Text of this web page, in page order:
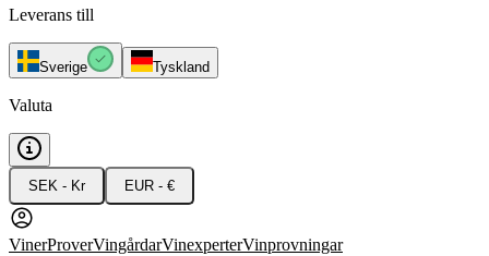
Leverans till
Sverige Tyskland
Valuta
SEK - Kr EUR - €
VinerProverVingårdarVinexperterVinprovningar